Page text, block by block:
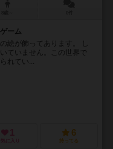
ーム
絵が飾ってあります。 し
ていません。この世界で
れてい...
1
気に入り
6
持ってる